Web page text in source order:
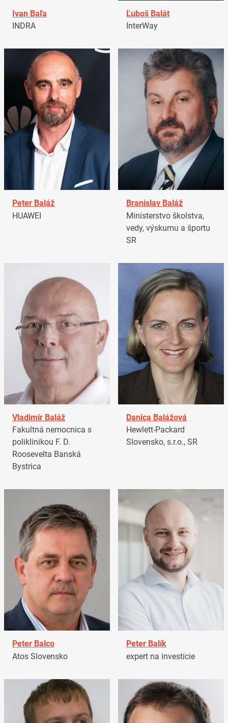
Ivan Baľa
INDRA
Ľuboš Balát
InterWay
Peter Baláž
HUAWEI
Branislav Baláž
Ministerstvo školstva,
vedy, výskumu a športu
SR
Vladimír Baláž
Fakultná nemocnica s
poliklinikou F. D.
Roosevelta Banská
Bystrica
Danica Balážová
Hewlett-Packard
Slovensko, s.r.o., SR
Peter Balco
Atos Slovensko
Peter Balík
expert na investície